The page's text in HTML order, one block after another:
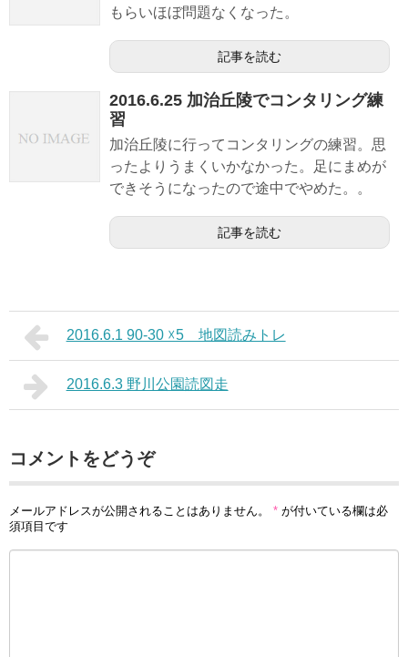
もらいほぼ問題なくなった。
記事を読む
2016.6.25 加治丘陵でコンタリング練
習
加治丘陵に行ってコンタリングの練習。思
ったよりうまくいかなかった。足にまめが
できそうになったので途中でやめた。。
記事を読む
2016.6.1 90-30 ☓5 地図読みトレ
2016.6.3 野川公園読図走
コメントをどうぞ
メールアドレスが公開されることはありません。 * が付いている欄は必
須項目です